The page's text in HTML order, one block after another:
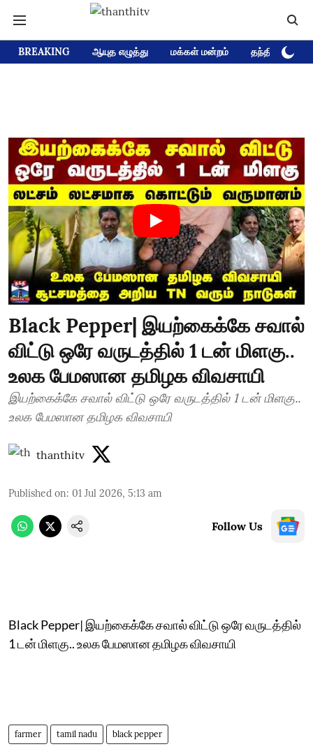
BREAKING ஆயுத எழுத்து மக்கள் மன்றம் தந்தி டிவி
Black Pepper| இயற்கைக்கே சவால்
விட்டு ஒரே வருடத்தில் 1 டன் மிளகு..
உலக பேமஸான தமிழக விவசாயி
இயற்கைக்கே சவால் விட்டு ஒரே வருடத்தில் 1 டன் மிளகு..
உலக பேமஸான தமிழக விவசாயி
thanthitv
Published on: 01 Jul 2026, 5:13 am
Follow Us
Black Pepper| இயற்கைக்கே சவால் விட்டு ஒரே வருடத்தில்
1 டன் மிளகு.. உலக பேமஸான தமிழக விவசாயி
farmer tamil nadu black pepper